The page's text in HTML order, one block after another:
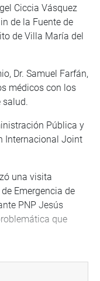
Ciccia Vásquez
de la Fuente de
de Villa María del
Dr. Samuel Farfán,
médicos con los
Pública y
Internacional Joint
una visita
Emergencia de
PNP Jesús
que